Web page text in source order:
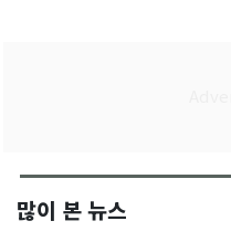
많이 본 뉴스